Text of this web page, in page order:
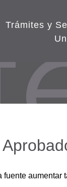
Trámites y
fuente aumentar